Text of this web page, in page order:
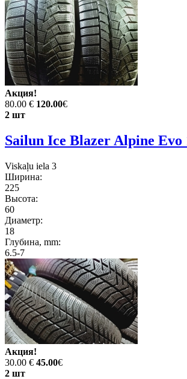
Акция!
80.00 € 120.00€
2 шт
Sailun Ice Blazer Alpine Evo
Viskaļu iela 3
Ширина:
225
Высота:
60
Диаметр:
18
Глубина, mm:
6.5-7
Акция!
30.00 € 45.00€
2 шт